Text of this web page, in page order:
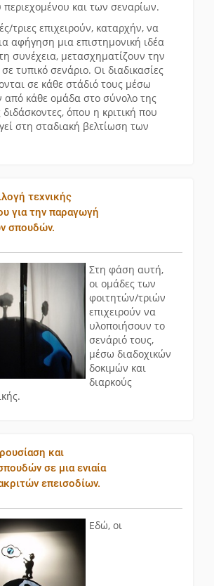
περιεχομένου και των σεναρίων.
τριες επιχειρούν, καταρχήν, να
αφήγηση μια επιστημονική ιδέα
συνέχεια, μετασχηματίζουν την
τυπικό σενάριο. Οι διαδικασίες
σε κάθε στάδιό τους μέσω
κάθε ομάδα στο σύνολο της
όπου η κριτική που
στη σταδιακή βελτίωση των
τεχνικής
για την παραγωγή
σπουδών.
Στη φάση αυτή,
οι ομάδες των
φοιτητών/τριών
επιχειρούν να
υλοποιήσουν το
σενάριό τους,
μέσω διαδοχικών
δοκιμών και
διαρκούς
και
σε μια ενιαία
επεισοδίων.
Εδώ, οι